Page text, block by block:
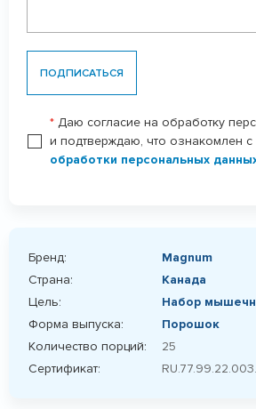
ПОДПИСАТЬСЯ
* Даю согласие на обработку
и подтверждаю, что ознакомлен с
обработки персональных
Бренд:
Magnum
Страна:
Канада
Цель:
Набор
Форма выпуска:
Порошок
Количество порций:
25
Сертификат: